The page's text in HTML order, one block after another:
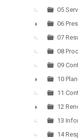
05
►
06
07
08
09
►
10
11
►
12
13
14